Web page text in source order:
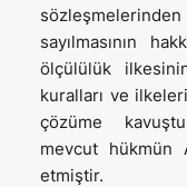
sözleşmelerinden
sayılmasının
ölçülülük
kuralları ve
çözüme
mevcut hükmün
etmiştir.